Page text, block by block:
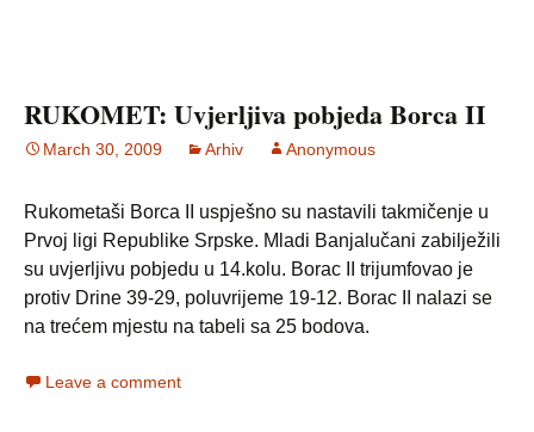
RUKOMET: Uvjerljiva pobjeda Borca II
March 30, 2009 Arhiv Anonymous
Rukometaši Borca II uspješno su nastavili takmičenje u
Prvoj ligi Republike Srpske. Mladi Banjalučani zabilježili
su uvjerljivu pobjedu u 14.kolu. Borac II trijumfovao je
protiv Drine 39-29, poluvrijeme 19-12. Borac II nalazi se
na trećem mjestu na tabeli sa 25 bodova.
Leave a comment